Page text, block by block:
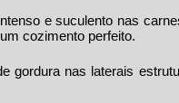
e suculento nas
cozimento perfeito.
gordura nas laterais